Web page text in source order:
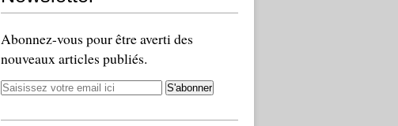
Abonnez-vous pour être averti des
nouveaux articles publiés.